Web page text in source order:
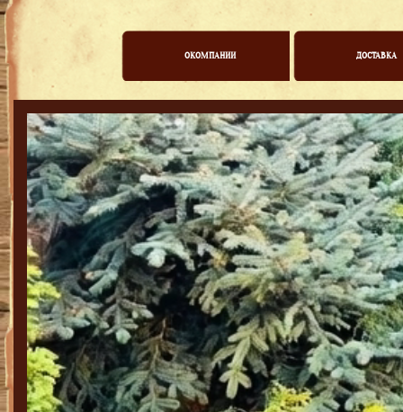
ОКОМПАНИИ ДОСТАВКА